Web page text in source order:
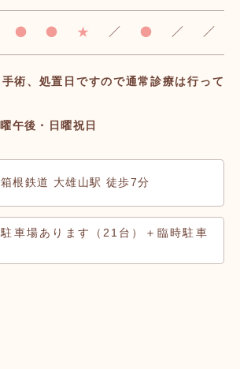
● ● ★ ／ ● ／ ／
術、処置日ですので通常診療は行って
午後・日曜祝日
根鉄道 大雄山駅 徒歩7分
車場あります
（21台）＋臨時駐車